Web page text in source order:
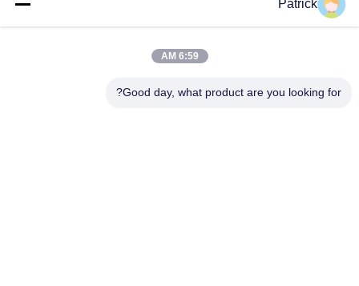
العنوان
Patrick
6:59 AM
Good day, what product are you looking for?